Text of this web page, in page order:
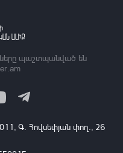
պաշտպանված են
Գ․ Հովսեփյան փող., 26